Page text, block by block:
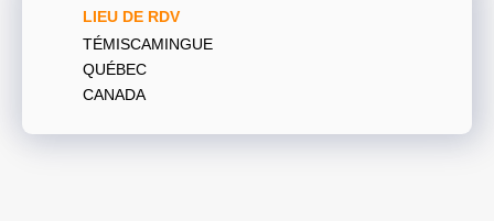
LIEU DE RDV
TÉMISCAMINGUE
QUÉBEC
CANADA